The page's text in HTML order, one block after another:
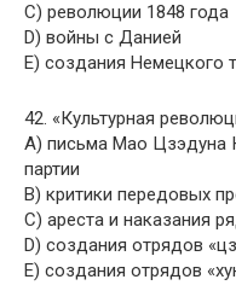
C) революции 1848 года
D) войны с Данией
E) создания Немецкого
42. «Культурная
A) письма Мао Цзэдуна
партии
B) критики передовых
C) ареста и наказания
D) создания отрядов
E) создания отрядов